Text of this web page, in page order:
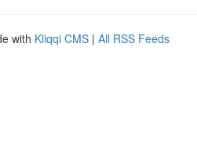
with Kliqqi CMS | All RSS Feeds